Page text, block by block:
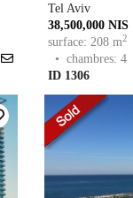
Tel Aviv
38,500,000 NIS
surface: 208 m2
• chambres: 4
ID 1306